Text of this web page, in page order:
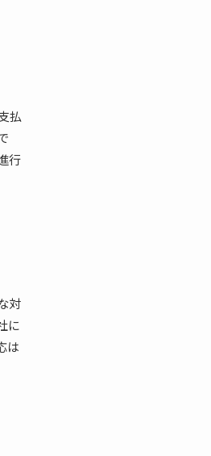
払
行
対
に
は